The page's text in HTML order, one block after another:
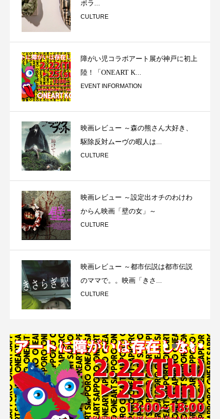
ポラ...
CULTURE
障がい児コラボアート展が神戸に初上
陸！「ONEART K...
EVENT INFORMATION
映画レビュー ～森の熊さん大好き、
駆除反対ムーヴの暇人は...
CULTURE
映画レビュー ～設定出オチのわけわ
からん映画「壁の女」～
CULTURE
映画レビュー ～都市伝説は都市伝説
のママで。。映画「きさ...
CULTURE